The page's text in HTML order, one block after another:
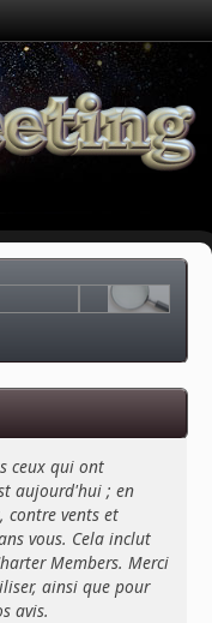
ceux qui ont
aujourd'hui ; en
contre vents et
vous. Cela inclut
Members. Merci
ainsi que pour
avis.